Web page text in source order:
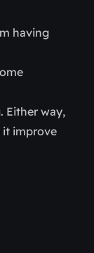
having
Either way,
improve